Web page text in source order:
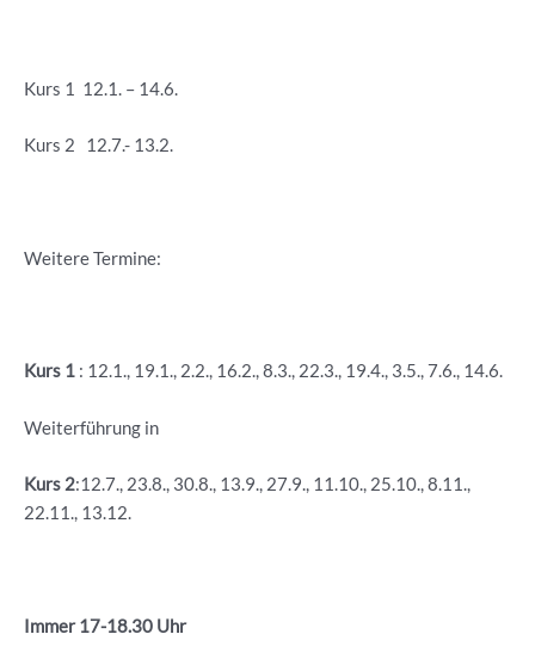
Kurs 1 12.1. – 14.6.
Kurs 2 12.7.- 13.2.
Weitere Termine:
Kurs 1 : 12.1., 19.1., 2.2., 16.2., 8.3., 22.3., 19.4., 3.5., 7.6., 14.6.
Weiterführung in
Kurs 2:12.7., 23.8., 30.8., 13.9., 27.9., 11.10., 25.10., 8.11.,
22.11., 13.12.
Immer 17-18.30 Uhr